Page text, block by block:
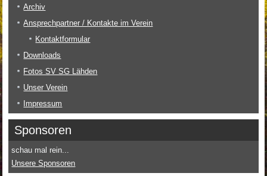
Archiv
Ansprechpartner / Kontakte im Verein
Kontaktformular
Downloads
Fotos SV SG Lähden
Unser Verein
Impressum
Sponsoren
schau mal rein...
Unsere Sponsoren